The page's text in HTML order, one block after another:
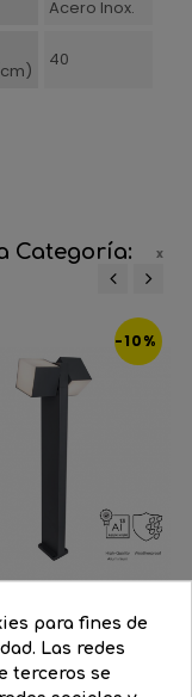
Acero Inox.
40
Categoría:
-10%
exterior LED 75cm...
para fines de
Las redes
terceros se